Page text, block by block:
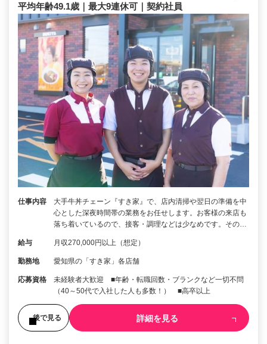
平均年齢49.1歳｜最大9連休可｜契約社員
仕事内容
大手牛丼チェーン『すき家』で、店内清掃や翌日の準備を中
心とした深夜時間帯の業務をお任せします。お客様の来店も
落ち着いているので、接客・調理などは少なめです。その…
給与 月収270,000円以上（想定）
勤務地 愛知県の「すき家」各店舗
応募資格
未経験者大歓迎 ■年齢・転職回数・ブランクなど一切不問
（40～50代で入社した人も多数！） ■高卒以上
後で見る 詳細を見る